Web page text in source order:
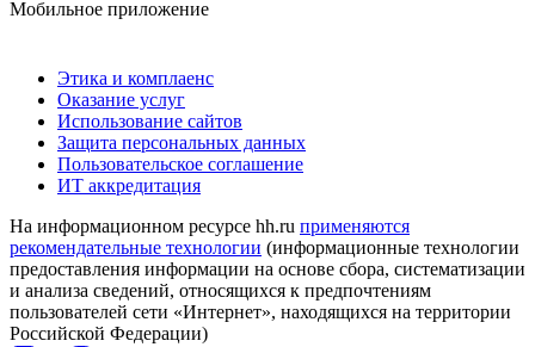
Мобильное приложение
Этика и комплаенс
Оказание услуг
Использование сайтов
Защита персональных данных
Пользовательское соглашение
ИТ аккредитация
На информационном ресурсе hh.ru применяются
рекомендательные технологии (информационные технологии
предоставления информации на основе сбора, систематизации
и анализа сведений, относящихся к предпочтениям
пользователей сети «Интернет», находящихся на территории
Российской Федерации)